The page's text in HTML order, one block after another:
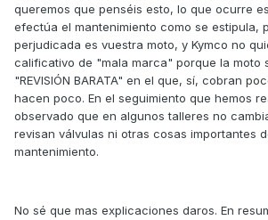
queremos que penséis esto, lo que ocurre
efectúa el mantenimiento como se estipula,
perjudicada es vuestra moto, y Kymco no
calificativo de "mala marca" porque la moto
"REVISIÓN BARATA" en el que, sí, cobran
hacen poco. En el seguimiento que hemos
observado que en algunos talleres no
revisan válvulas ni otras cosas importantes
mantenimiento.
No sé que mas explicaciones daros. En